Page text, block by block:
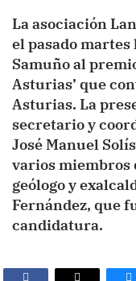
La asociación
el pasado
Samuño al
Asturias’ que
Asturias. La
secretario y
José Manuel
varios miembros
geólogo y
Fernández, que
candidatura.